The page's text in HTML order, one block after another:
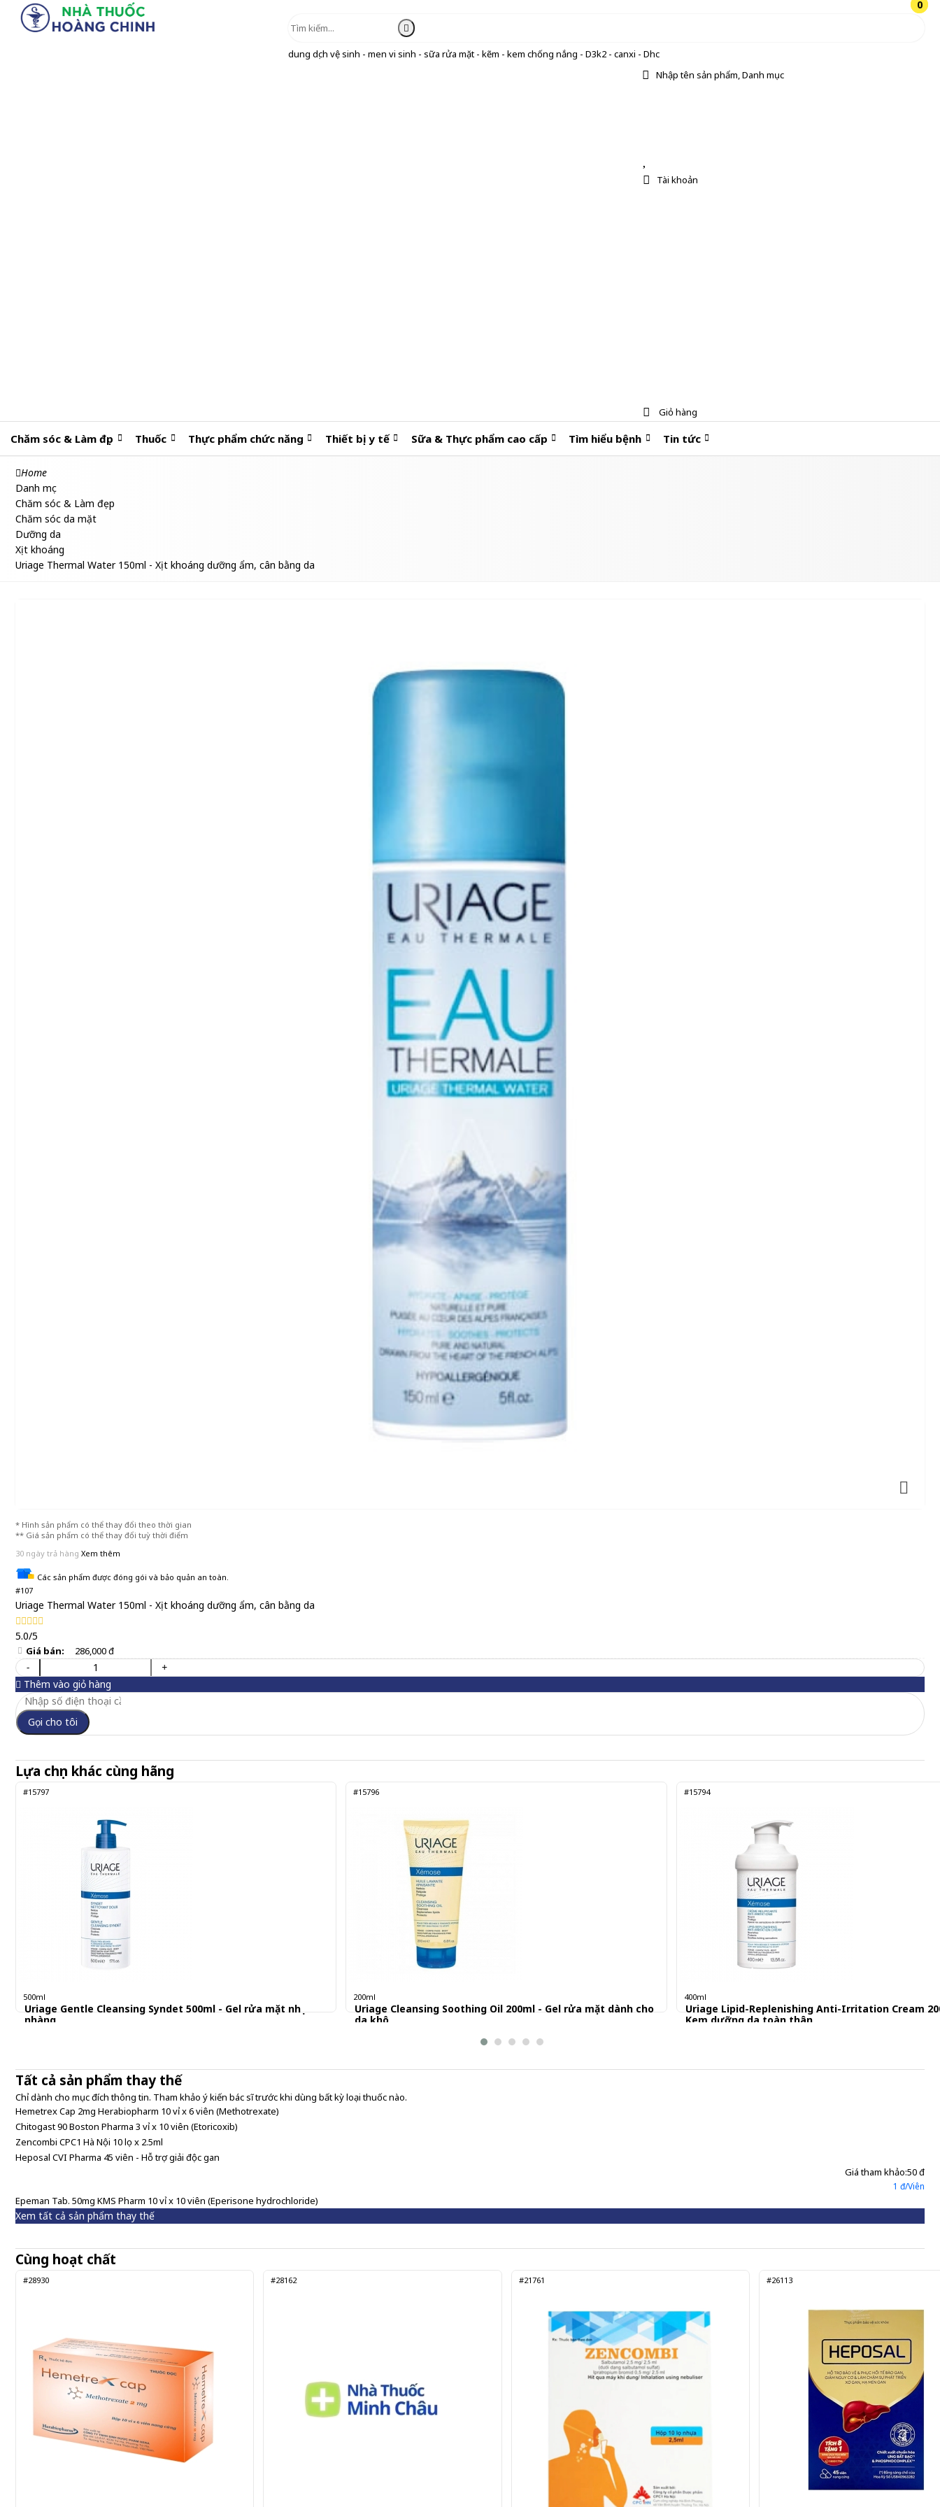
dung dịch vệ sinh - men vi sinh - sữa rửa mặt - kẽm - kem chống nắng - D3k2 - canxi - Dhc
Nhập tên sản phẩm, Danh mục
0
Tài khoản
0
Giỏ hàng
Chăm sóc & Làm đẹp Thuốc Thực phẩm chức năng Thiết bị y tế Sữa & Thực phẩm cao cấp Tìm hiểu bệnh Tin tức
Home
Danh mục
Chăm sóc & Làm đẹp
Chăm sóc da mặt
Dưỡng da
Xịt khoáng
Uriage Thermal Water 150ml - Xịt khoáng dưỡng ẩm, cân bằng da
* Hình sản phẩm có thể thay đổi theo thời gian
** Giá sản phẩm có thể thay đổi tuỳ thời điểm
30 ngày trả hàng Xem thêm
Các sản phẩm được đóng gói và bảo quản an toàn.
#107
Uriage Thermal Water 150ml - Xịt khoáng dưỡng ẩm, cân bằng da
5.0/5
Giá bán: 286,000 đ
-
+
Thêm vào giỏ hàng
Gọi cho tôi
Lựa chọn khác cùng hãng
#15797
500ml
Uriage Gentle Cleansing Syndet 500ml - Gel rửa mặt nhẹ
nhàng
#15796
200ml
Uriage Cleansing Soothing Oil 200ml - Gel rửa mặt dành cho
da khô
#15794
400ml
Uriage Lipid-Replenishing Anti-Irritation Cream
Kem dưỡng da toàn thân
Tất cả sản phẩm thay thế
Chỉ dành cho mục đích thông tin. Tham khảo ý kiến bác sĩ trước khi dùng bất kỳ loại thuốc nào.
Hemetrex Cap 2mg Herabiopharm 10 vỉ x 6 viên (Methotrexate)
Chitogast 90 Boston Pharma 3 vỉ x 10 viên (Etoricoxib)
Zencombi CPC1 Hà Nội 10 lọ x 2.5ml
Heposal CVI Pharma 45 viên - Hỗ trợ giải độc gan
Giá tham khảo:50 đ
1 đ/Viên
Epeman Tab. 50mg KMS Pharm 10 vỉ x 10 viên (Eperisone hydrochloride)
Xem tất cả sản phẩm thay thế
Cùng hoạt chất
#28930 #28162 #21761 #26113